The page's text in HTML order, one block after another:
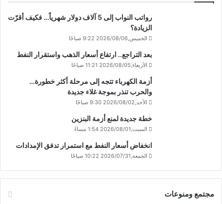
رواتب النواب إلى 5 آلاف دولار شهرياً… فكيف أقرّت
الزيادة؟
الخميس,2026/08/06 9:22 صباحًا
بعد التراجع.. ارتفاع أسعار الذهب واستقرار النفط
الأربعاء,2026/08/05 11:21 صباحًا
أزمة الكهرباء تتجه إلى مرحلة أكثر خطورة…
والحرب تنذر بموجة غلاء جديدة
الأحد,2026/08/02 9:30 صباحًا
خطة جديدة لمنع أزمة البنزين
السبت,2026/08/01 1:54 مساءً
انخفاض أسعار النفط مع استمرار تدفق الإمدادات
الجمعة,2026/07/31 10:22 صباحًا
مجتمع ومنوعات